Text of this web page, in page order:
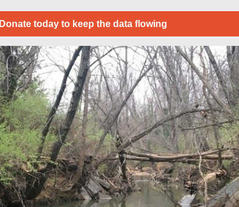
Donate today to keep the data flowing